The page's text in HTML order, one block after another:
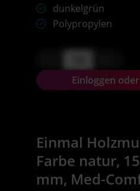
dunkelgrün
Polypropylen
Einloggen
Einmal
Farbe natur,
mm, Med-